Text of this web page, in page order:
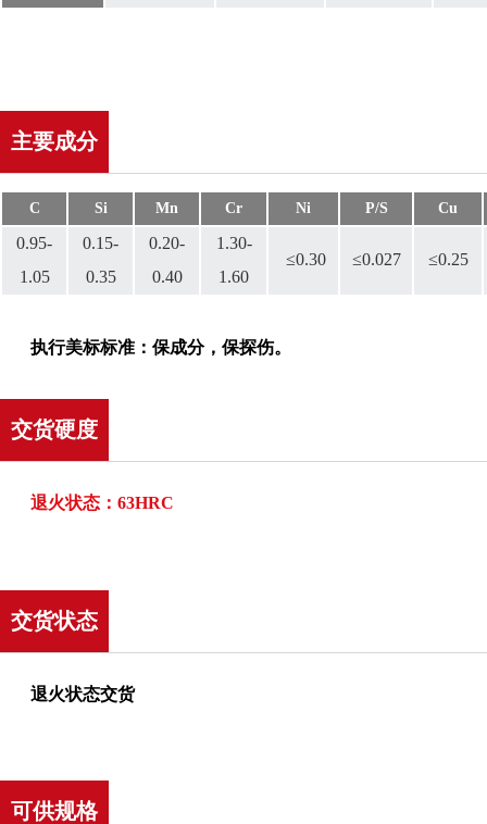
主要成分
C Si Mn Cr Ni P/S Cu
0.95-
1.05
0.15-
0.35
0.20-
0.40
1.30-
1.60
≤0.30 ≤0.027 ≤0.25
执行美标标准：保成分，保探伤。
交货硬度
退火状态：63HRC
交货状态
退火状态交货
可供规格